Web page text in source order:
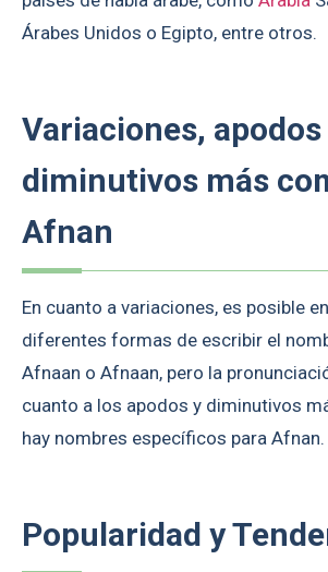
Árabes Unidos o Egipto, entre otros.
Variaciones, apodos
diminutivos más
Afnan
En cuanto a variaciones, es posible
diferentes formas de escribir el
Afnaan o Afnaan, pero la
cuanto a los apodos y diminutivos
hay nombres específicos para Afnan.
Popularidad y